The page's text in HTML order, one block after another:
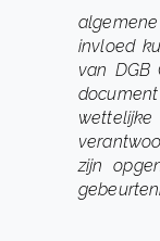
invloed
van DGB
zijn